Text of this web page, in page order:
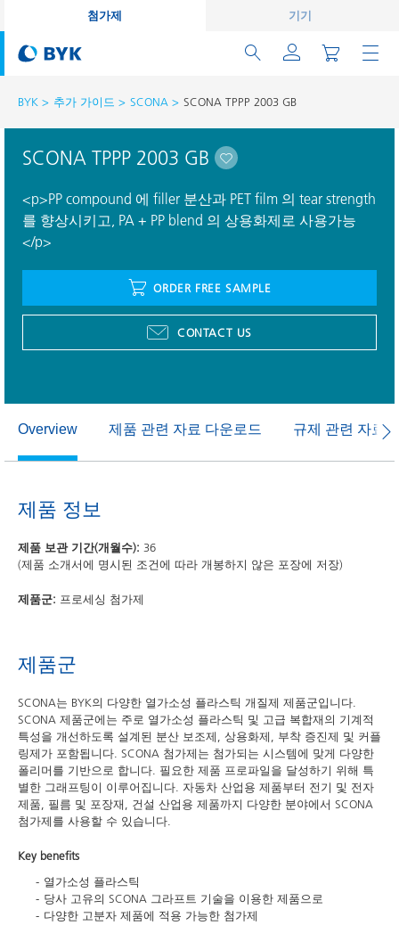
첨가제 기기
BYK 추가 가이드 SCONA SCONA TPPP 2003 GB
SCONA TPPP 2003 GB
<p>PP compound 에 filler 분산과 PET film 의 tear strength
를 향상시키고, PA + PP blend 의 상용화제로 사용가능
</p>
ORDER FREE SAMPLE
CONTACT US
Overview 제품 관련 자료 다운로드 규제 관련 자료
제품 정보
제품 보관 기간(개월수): 36
(제품 소개서에 명시된 조건에 따라 개봉하지 않은 포장에 저장)
제품군: 프로세싱 첨가제
제품군
SCONA는 BYK의 다양한 열가소성 플라스틱 개질제 제품군입니다.
SCONA 제품군에는 주로 열가소성 플라스틱 및 고급 복합재의 기계적
특성을 개선하도록 설계된 분산 보조제, 상용화제, 부착 증진제 및 커플
링제가 포함됩니다. SCONA 첨가제는 첨가되는 시스템에 맞게 다양한
폴리머를 기반으로 합니다. 필요한 제품 프로파일을 달성하기 위해 특
별한 그래프팅이 이루어집니다. 자동차 산업용 제품부터 전기 및 전자
제품, 필름 및 포장재, 건설 산업용 제품까지 다양한 분야에서 SCONA
첨가제를 사용할 수 있습니다.
Key benefits
열가소성 플라스틱
당사 고유의 SCONA 그라프트 기술을 이용한 제품으로
다양한 고분자 제품에 적용 가능한 첨가제